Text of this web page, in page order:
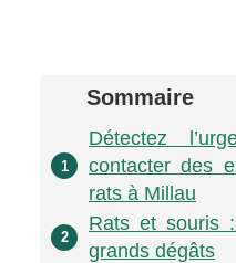
Sommaire
1
Détectez
contacter des
rats à Millau
2
Rats et souris
grands dégâts